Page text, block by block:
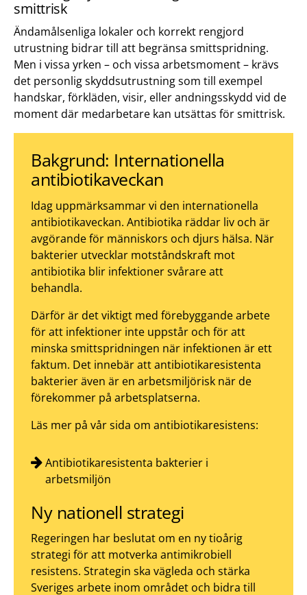
smittrisk
Ändamålsenliga lokaler och korrekt rengjord
utrustning bidrar till att begränsa smittspridning.
Men i vissa yrken – och vissa arbetsmoment – krävs
det personlig skyddsutrustning som till exempel
handskar, förkläden, visir, eller andningsskydd vid de
moment där medarbetare kan utsättas för smittrisk.
Bakgrund: Internationella
antibiotikaveckan
Idag uppmärksammar vi den internationella
antibiotikaveckan. Antibiotika räddar liv och är
avgörande för människors och djurs hälsa. När
bakterier utvecklar motståndskraft mot
antibiotika blir infektioner svårare att
behandla.
Därför är det viktigt med förebyggande arbete
för att infektioner inte uppstår och för att
minska smittspridningen när infektionen är ett
faktum. Det innebär att antibiotikaresistenta
bakterier även är en arbetsmiljörisk när de
förekommer på arbetsplatserna.
Läs mer på vår sida om antibiotikaresistens:
Antibiotikaresistenta bakterier i
arbetsmiljön
Ny nationell strategi
Regeringen har beslutat om en ny tioårig
strategi för att motverka antimikrobiell
resistens. Strategin ska vägleda och stärka
Sveriges arbete inom området och bidra till